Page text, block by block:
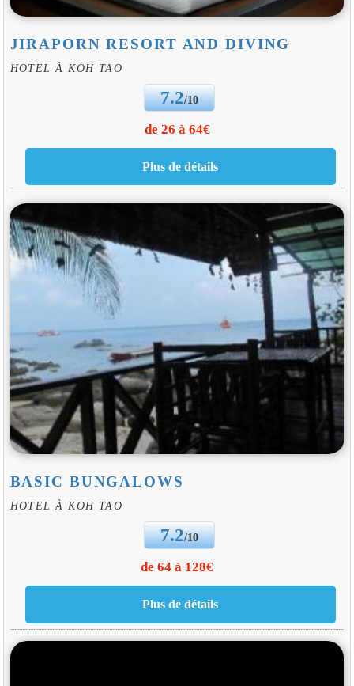
JIRAPORN RESORT AND DIVING
HOTEL À KOH TAO
7.2/10
de 26 à 64€
BASIC BUNGALOWS
HOTEL À KOH TAO
7.2/10
de 64 à 128€